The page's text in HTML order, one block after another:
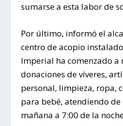
sumarse a esta labor de
Por último, informó el
centro de acopio
Imperial ha comenzado
donaciones de víveres,
personal, limpieza, ropa,
para bebé, atendiendo de
mañana a 7:00 de la